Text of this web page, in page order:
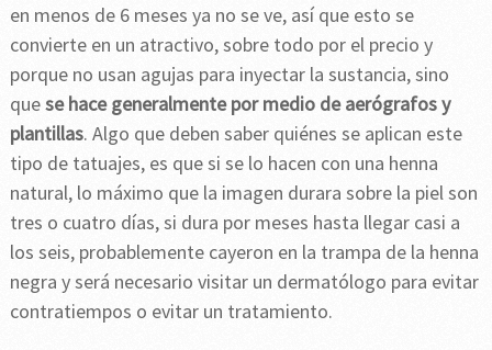
en menos de 6 meses ya no se ve, así que esto se
convierte en un atractivo, sobre todo por el precio y
porque no usan agujas para inyectar la sustancia, sino
quese hace generalmente por medio de aerógrafos y
plantillas. Algo que deben saber quiénes se aplican este
tipo de tatuajes, es que si se lo hacen con una henna
natural, lo máximo que la imagen durara sobre la piel son
tres o cuatro días, si dura por meses hasta llegar casi a
los seis, probablemente cayeron en la trampa de la henna
negra y será necesario visitar un dermatólogo para evitar
contratiempos o evitar un tratamiento.